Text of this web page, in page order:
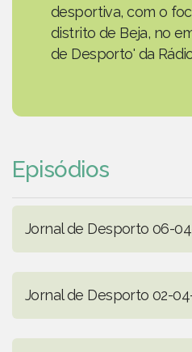
desportiva, com o
distrito de Beja, no
de Desporto' da
Episódios
Jornal de Desporto 06-
Jornal de Desporto 02-